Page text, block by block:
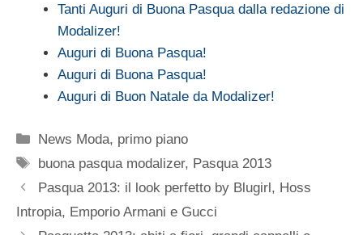
Tanti Auguri di Buona Pasqua dalla redazione di
Modalizer!
Auguri di Buona Pasqua!
Auguri di Buona Pasqua!
Auguri di Buon Natale da Modalizer!
Categorie
News Moda, primo piano
Tag
buona pasqua modalizer, Pasqua 2013
Pasqua 2013: il look perfetto by Blugirl, Hoss
Intropia, Emporio Armani e Gucci